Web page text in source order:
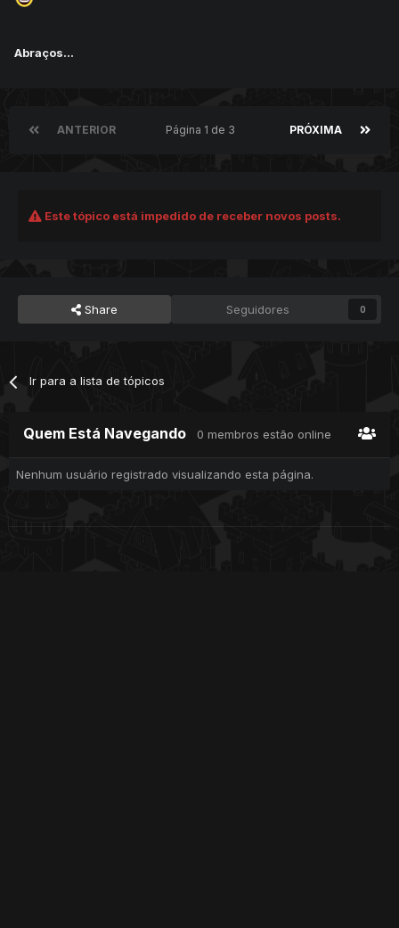
Abraços...
ANTERIOR PRÓXIMA
Página 1 de 3
Este tópico está impedido de receber novos posts.
Share Seguidores 0
Ir para a lista de tópicos
Quem Está Navegando 0 membros estão online
Nenhum usuário registrado visualizando esta página.